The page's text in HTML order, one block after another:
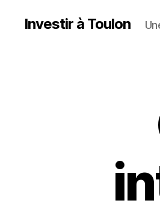
Investir à Toulon